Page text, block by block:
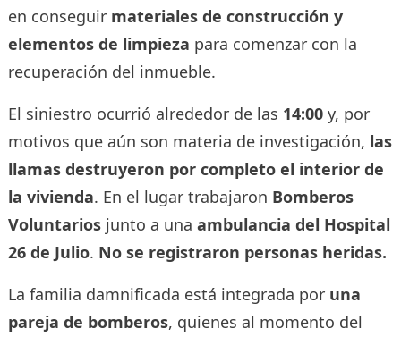
en conseguir materiales de construcción y
elementos de limpieza para comenzar con la
recuperación del inmueble.
El siniestro ocurrió alrededor de las 14:00y, por
motivos que aún son materia de investigación, las
llamas destruyeron por completo el interior de
la vivienda. En el lugar trabajaron Bomberos
Voluntariosjunto a una ambulancia del Hospital
26 de Julio. No se registraron personas heridas.
La familia damnificada está integrada por una
pareja de bomberos, quienes al momento del